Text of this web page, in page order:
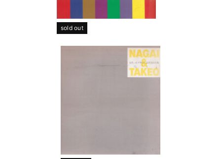
sold out